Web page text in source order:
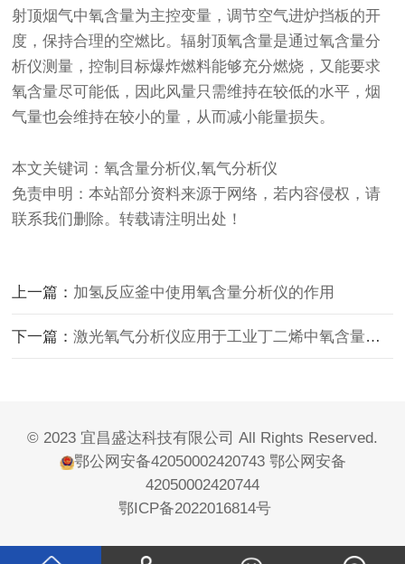
射顶烟气中氧含量为主控变量，调节空气进炉挡板的开
度，保持合理的空燃比。辐射顶氧含量是通过氧含量分
析仪测量，控制目标爆炸燃料能够充分燃烧，又能要求
氧含量尽可能低，因此风量只需维持在较低的水平，烟
气量也会维持在较小的量，从而减小能量损失。
本文关键词：氧含量分析仪,氧气分析仪
免责申明：本站部分资料来源于网络，若内容侵权，请
联系我们删除。转载请注明出处！
上一篇： 加氢反应釜中使用氧含量分析仪的作用
下一篇：激光氧气分析仪应用于工业丁二烯中氧含量的测量
© 2023 宜昌盛达科技有限公司 All Rights Reserved.
鄂公网安备42050002420743 鄂公网安备
42050002420744
鄂ICP备2022016814号